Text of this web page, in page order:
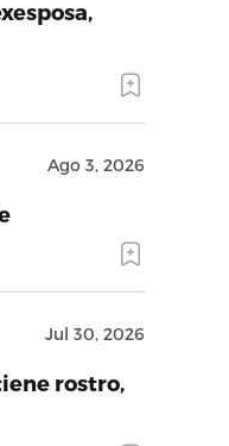
Ago 3, 2026
Jul 30, 2026
rostro,